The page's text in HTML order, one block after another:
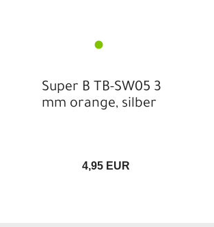
Super B TB-SW05 3
mm orange, silber
4,95 EUR